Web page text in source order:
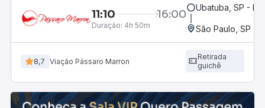
11:10 16:00
Duração: 4h 50m
Ubatuba, SP -
São Paulo, SP -
8,7 Viação Pássaro Marron
Retirada
guichê